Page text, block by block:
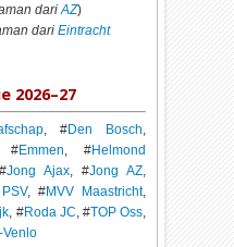
dariAZ)
dariEintracht
2026–27
, #Den Bosch
, #Emmen , #Helmond
Jong Ajax , #Jong AZ,
, #MVV Maastricht,
, #Roda JC , #TOP Oss,
Venlo